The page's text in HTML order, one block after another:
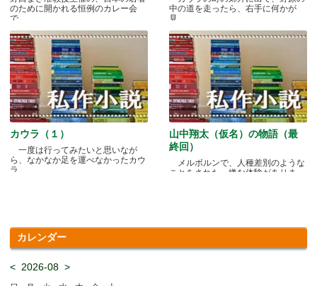
のために開かれる恒例のカレー会
で.....
中の道を走ったら、右手に何かが
見.....
カウラ（１）
一度は行ってみたいと思いなが
ら、なかなか足を運べなかったカウ
ラ.....
山中翔太（仮名）の物語（最
終回）
メルボルンで、人種差別のような
ことをされた、嫌な体験がありま
カレンダー
< 2026-08 >